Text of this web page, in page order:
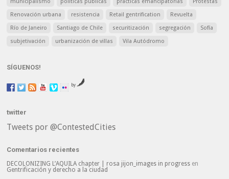
municipalismo
políticas públicas practicas emancipatorias
Protestas
Renovación urbana
resistencia Retail gentrification
Revuelta
Río de Janeiro
Santiago de Chile securitización segregación
Sofía
subjetivación
urbanización de villas Vila Autódromo
SÍGUENOS!
by
twitter
Tweets por @ContestedCities
Comentarios recientes
DECOLONIZING L’AQUILA chapter | rosa jijon_images in progress en
Gentrificación y derecho a la ciudad